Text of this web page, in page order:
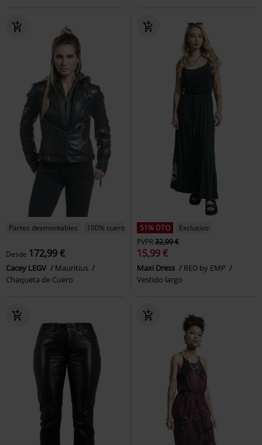
Partes desmontables 100% cuero
Desde 172,99 €
Cacey LEGV
Mauritius
Chaqueta de Cuero
51% DTO
Exclusivo
PVPR32,99 €
15,99 €
Maxi Dress
RED by EMP
Vestido largo